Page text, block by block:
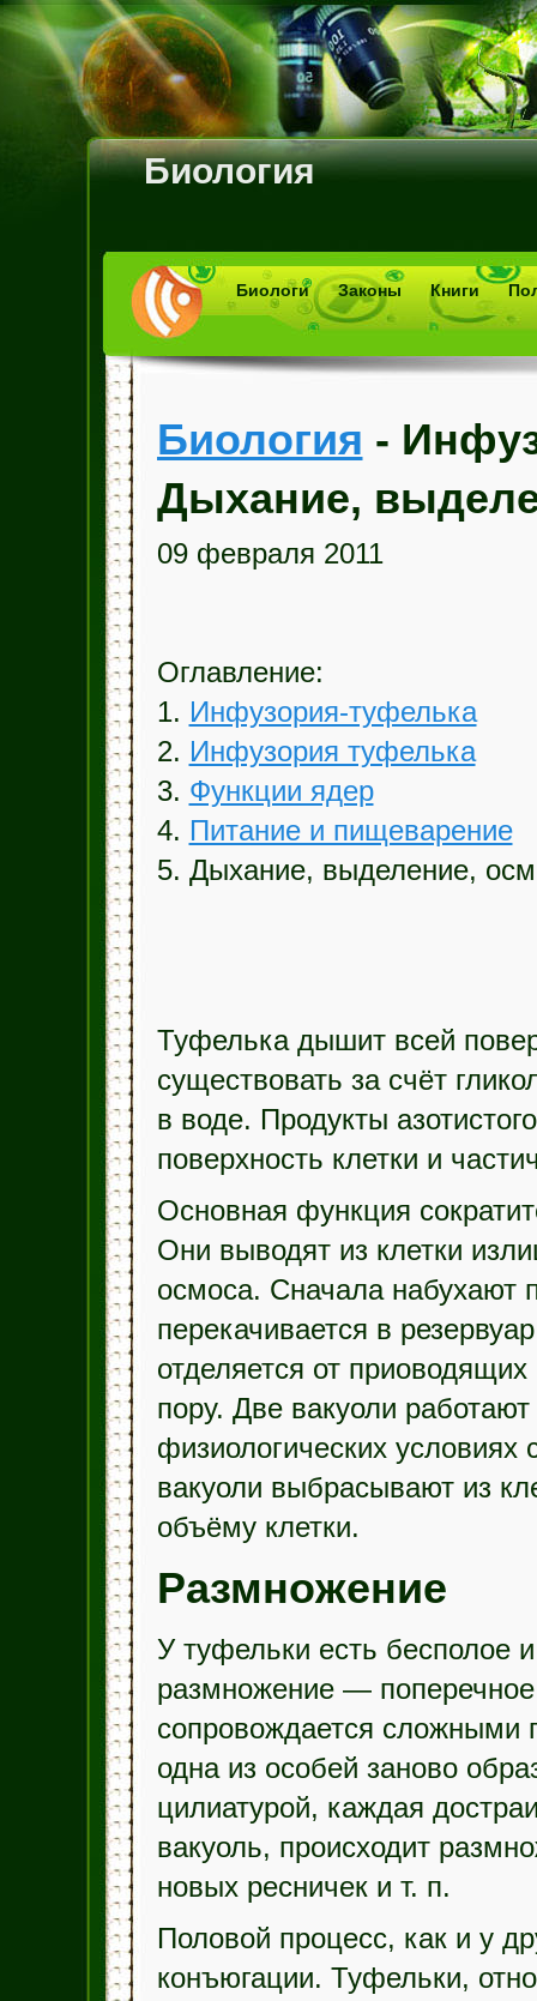
Биология
Биологи Законы Книги
Биология -
Дыхание,
09 февраля 2011
Оглавление:
1. Инфузория-туфелька
2. Инфузория туфелька
3. Функции ядер
4. Питание и пищеварение
5. Дыхание, выделение,
Туфелька дышит всей
существовать за счёт
в воде. Продукты
поверхность клетки и
Основная функция
Они выводят из клетки
осмоса. Сначала набухают
перекачивается в
отделяется от
пору. Две вакуоли
физиологических
вакуоли выбрасывают из
объёму клетки.
Размножение
У туфельки есть бесполое
размножение —
сопровождается сложными
одна из особей заново
цилиатурой, каждая
вакуоль, происходит
новых ресничек и т. п.
Половой процесс, как и у
конъюгации. Туфельки,